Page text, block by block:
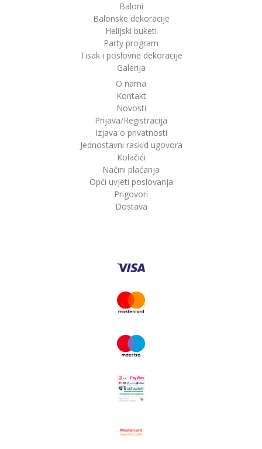
Baloni
Balonske dekoracije
Helijski buketi
Party program
Tisak i poslovne dekoracije
Galerija
O nama
Kontakt
Novosti
Prijava/Registracija
Izjava o privatnosti
Jednostavni raskid ugovora
Kolačići
Načini plaćanja
Opći uvjeti poslovanja
Prigovori
Dostava